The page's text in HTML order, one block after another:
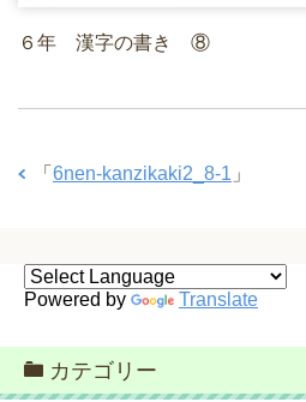
６年 漢字の書き ⑧
「 6nen-kanzikaki2_8-1 」
Powered by Translate
カテゴリー